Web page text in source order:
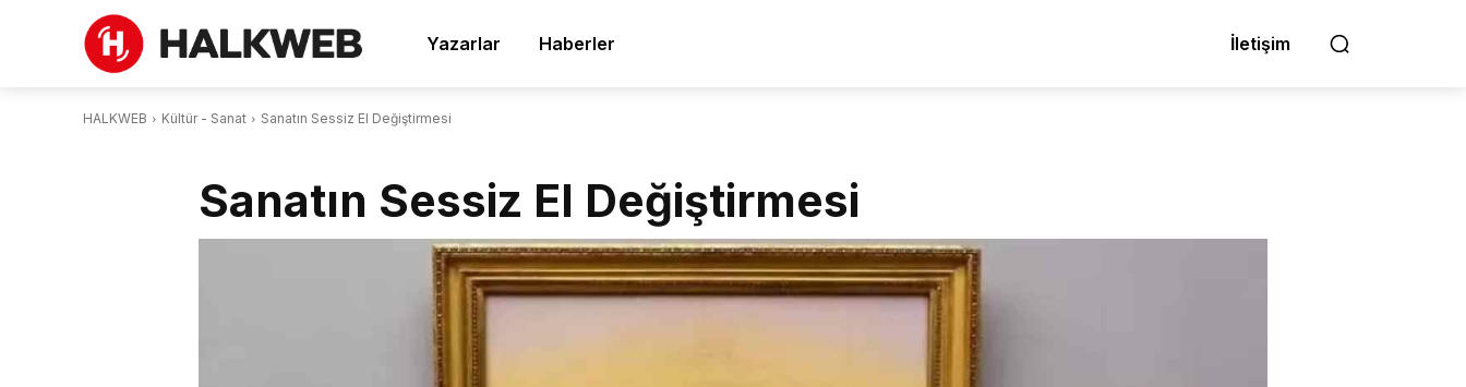
Yazarlar Haberler İletişim
HALKWEB Kültür - Sanat Sanatın Sessiz El Değiştirmesi
Sanatın Sessiz El Değiştirmesi